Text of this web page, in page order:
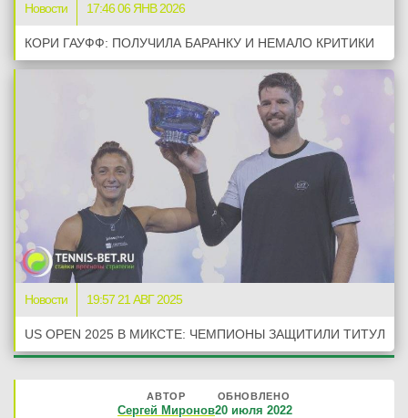
Новости 17:46 06 ЯНВ 2026
КОРИ ГАУФФ: ПОЛУЧИЛА БАРАНКУ И НЕМАЛО КРИТИКИ
Новости 19:57 21 АВГ 2025
US OPEN 2025 В МИКСТЕ: ЧЕМПИОНЫ ЗАЩИТИЛИ ТИТУЛ
АВТОР
Сергей Миронов
ОБНОВЛЕНО
20 июля 2022